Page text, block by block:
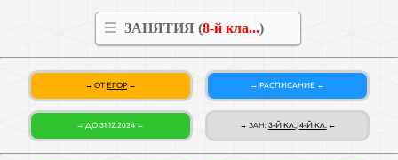
ЗАНЯТИЯ (8-й кла...)
ОТ ЕГОР РАСПИСАНИЕ
ДО 31.12.2024 ЗАН: 3-Й КЛ., 4-Й КЛ.